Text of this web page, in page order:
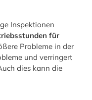
Inspektionen
für
Probleme in der
und verringert
dies kann die